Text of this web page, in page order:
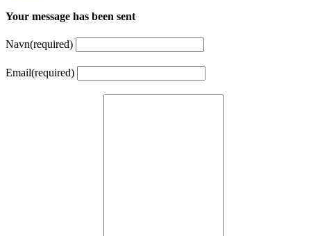
Your message has been sent
Navn(required)
Email(required)